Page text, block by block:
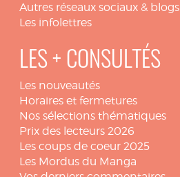
Autres réseaux sociaux & blogs
Les infolettres
LES + CONSULTÉS
Les nouveautés
Horaires et fermetures
Nos sélections thématiques
Prix des lecteurs 2026
Les coups de coeur 2025
Les Mordus du Manga